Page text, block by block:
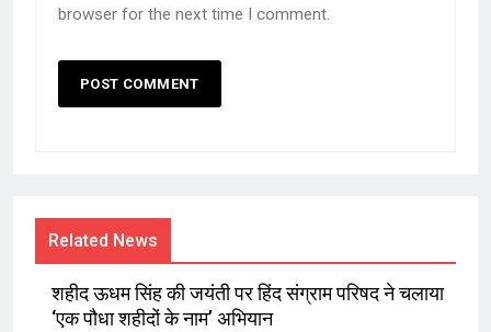
browser for the next time I comment.
Related News
शहीद ऊधम सिंह की जयंती पर हिंद संग्राम परिषद ने चलाया
‘एक पौधा शहीदों के नाम’ अभियान